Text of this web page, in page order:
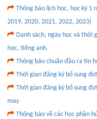
Thông báo lịch học, học kỳ 1
2019, 2020, 2021, 2022, 2023)
Danh sách, ngày học và thời
học, tiếng anh.
Thông báo chuẩn đầu ra tin
Thời gian đăng ký bổ sung
Thời gian đăng ký bổ sung
may
Thông báo về các học phần